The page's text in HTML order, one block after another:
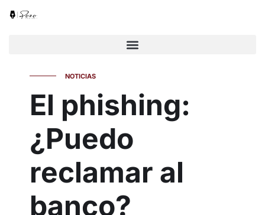
NOTICIAS
El phishing:
¿Puedo
reclamar al
banco?